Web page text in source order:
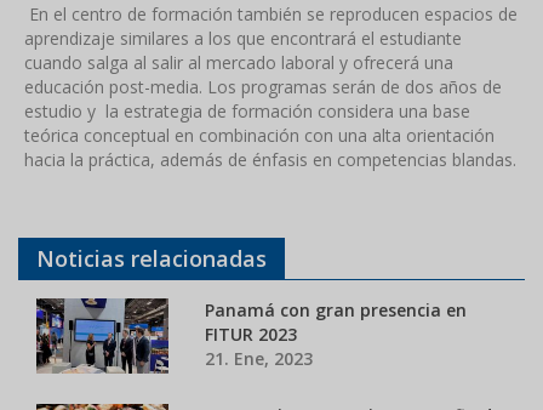
En el centro de formación también se reproducen espacios de
aprendizaje similares a los que encontrará el estudiante
cuando salga al salir al mercado laboral y ofrecerá una
educación post-media. Los programas serán de dos años de
estudio y la estrategia de formación considera una base
teórica conceptual en combinación con una alta orientación
hacia la práctica, además de énfasis en competencias blandas.
Noticias relacionadas
Panamá con gran presencia en
FITUR 2023
21. Ene, 2023